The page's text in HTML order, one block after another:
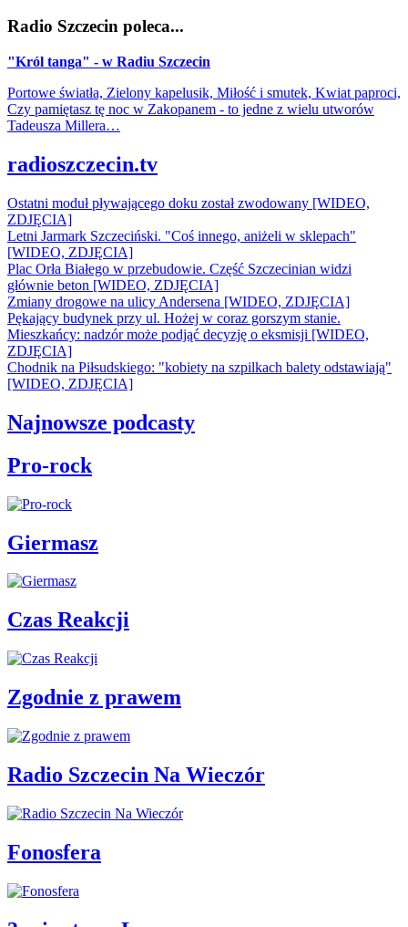
Radio Szczecin poleca...
"Król tanga" - w Radiu Szczecin
Portowe światła, Zielony kapelusik, Miłość i smutek, Kwiat paproci,
Czy pamiętasz tę noc w Zakopanem - to jedne z wielu utworów
Tadeusza Millera…
radioszczecin.tv
Ostatni moduł pływającego doku został zwodowany [WIDEO,
ZDJĘCIA]
Letni Jarmark Szczeciński. "Coś innego, aniżeli w sklepach"
[WIDEO, ZDJĘCIA]
Plac Orła Białego w przebudowie. Część Szczecinian widzi
głównie beton [WIDEO, ZDJĘCIA]
Zmiany drogowe na ulicy Andersena [WIDEO, ZDJĘCIA]
Pękający budynek przy ul. Hożej w coraz gorszym stanie.
Mieszkańcy: nadzór może podjąć decyzję o eksmisji [WIDEO,
ZDJĘCIA]
Chodnik na Piłsudskiego: "kobiety na szpilkach balety odstawiają"
[WIDEO, ZDJĘCIA]
Najnowsze podcasty
Pro-rock
Giermasz
Czas Reakcji
Zgodnie z prawem
Radio Szczecin Na Wieczór
Fonosfera